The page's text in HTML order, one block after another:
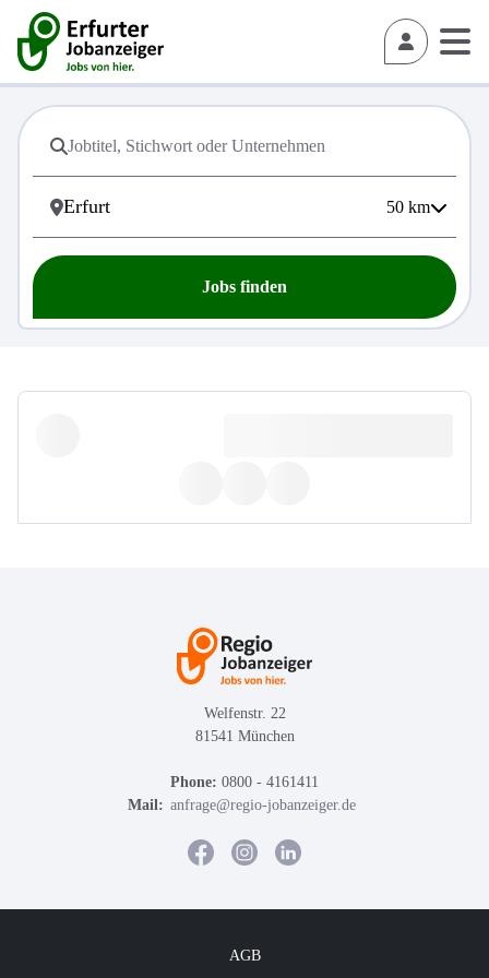
50 km
Jobs finden
Welfenstr. 22
81541 München
Phone: 0800 - 4161411
Mail: anfrage@regio-jobanzeiger.de
AGB